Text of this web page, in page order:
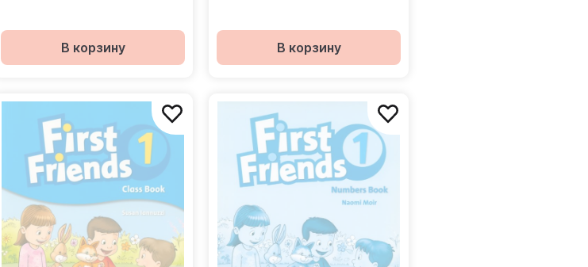
В корзину В корзину